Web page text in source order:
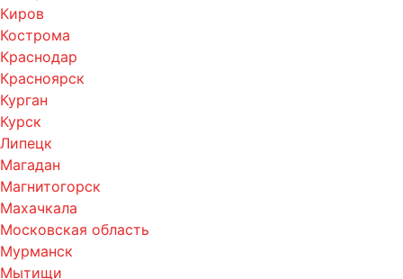
Киров
Кострома
Краснодар
Красноярск
Курган
Курск
Липецк
Магадан
Магнитогорск
Махачкала
Московская область
Мурманск
Мытищи